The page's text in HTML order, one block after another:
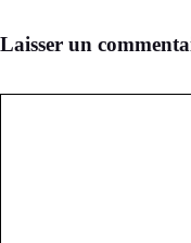
Laisser un